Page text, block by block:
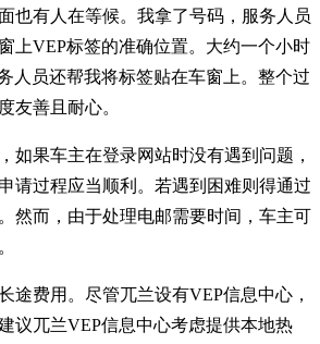
也有人在等候。我拿了号码，服务人员
上VEP标签的准确位置。大约一个小时
人员还帮我将标签贴在车窗上。整个过
友善且耐心。
如果车主在登录网站时没有遇到问题，
请过程应当顺利。若遇到困难则得通过
然而，由于处理电邮需要时间，车主可
途费用。尽管兀兰设有VEP信息中心，
议兀兰VEP信息中心考虑提供本地热